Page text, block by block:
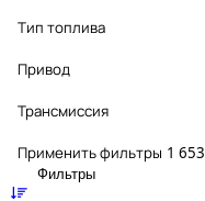
Тип топлива
Привод
Трансмиссия
Применить фильтры 1 653
Фильтры